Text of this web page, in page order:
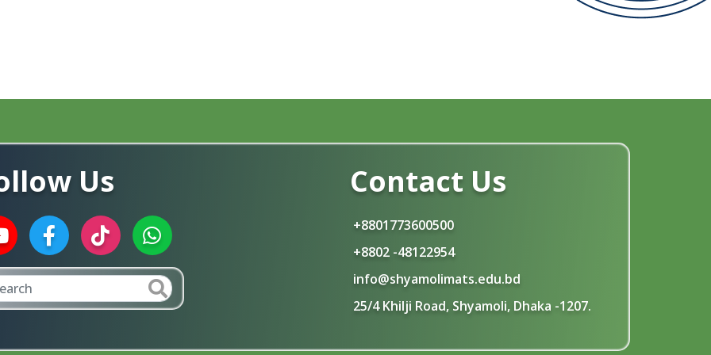
Us Contact Us
+8801773600500
+8802 -48122954
info@shyamolimats.edu.bd
25/4 Khilji Road, Shyamoli, Dhaka -1207.